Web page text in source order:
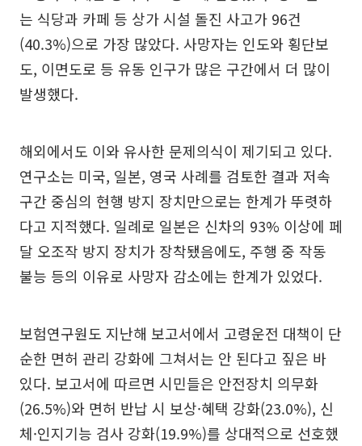
는 식당과 카페 등 상가 시설 돌진 사고가 96건
(40.3%)으로 가장 많았다. 사망자는 인도와 횡단보
도, 이면도로 등 유동 인구가 많은 구간에서 더 많이
발생했다.
해외에서도 이와 유사한 문제의식이 제기되고 있다.
연구소는 미국, 일본, 영국 사례를 검토한 결과 저속
구간 중심의 현행 방지 장치만으로는 한계가 뚜렷하
다고 지적했다. 일례로 일본은 신차의 93% 이상에 페
달 오조작 방지 장치가 장착됐음에도, 주행 중 작동
불능 등의 이유로 사망자 감소에는 한계가 있었다.
보험연구원도 지난해 보고서에서 고령운전 대책이 단
순한 면허 관리 강화에 그쳐서는 안 된다고 짚은 바
있다. 보고서에 따르면 시민들은 안전장치 의무화
(26.5%)와 면허 반납 시 보상·혜택 강화(23.0%), 신
체·인지기능 검사 강화(19.9%)를 상대적으로 선호했